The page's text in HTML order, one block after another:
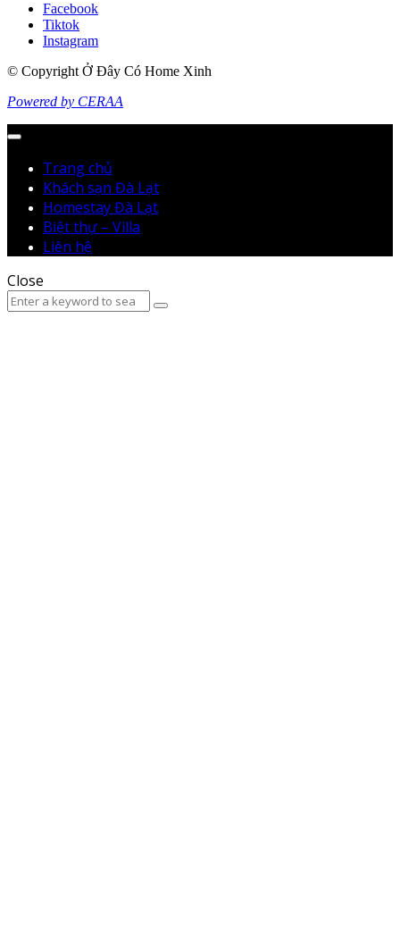
Facebook
Tiktok
Instagram
© Copyright Ở Đây Có Home Xinh
Powered by CERAA
Menu
Trang chủ
Khách sạn Đà Lạt
Homestay Đà Lạt
Biệt thự – Villa
Liên hệ
Close
Search
Search